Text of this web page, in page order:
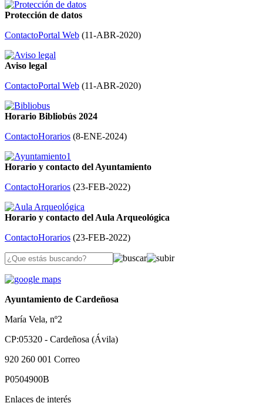
Protección de datos
ContactoPortal Web (11-ABR-2020)
Aviso legal
ContactoPortal Web (11-ABR-2020)
Horario Bibliobús 2024
ContactoHorarios (8-ENE-2024)
Horario y contacto del Ayuntamiento
ContactoHorarios (23-FEB-2022)
Horario y contacto del Aula Arqueológica
ContactoHorarios (23-FEB-2022)
Ayuntamiento de Cardeñosa
María Vela, nº2
CP:05320 - Cardeñosa (Ávila)
920 260 001 Correo
P0504900B
Enlaces de interés